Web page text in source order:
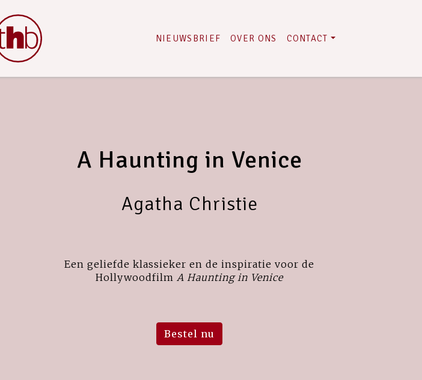
NIEUWSBRIEF OVER ONS CONTACT
A Haunting in Venice
Agatha Christie
Een geliefde klassieker en de inspiratie voor de
Hollywoodfilm A Haunting in Venice
Bestel nu